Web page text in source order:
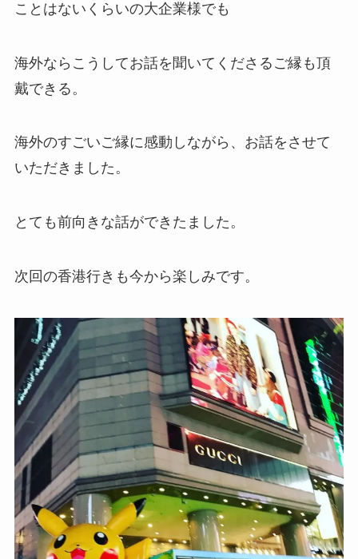
ことはないくらいの大企業様でも
海外ならこうしてお話を聞いてくださるご縁も頂
戴できる。
海外のすごいご縁に感動しながら、お話をさせて
いただきました。
とても前向きな話ができたました。
次回の香港行きも今から楽しみです。